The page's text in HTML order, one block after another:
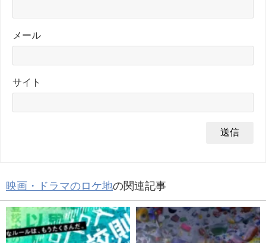
メール
サイト
映画・ドラマのロケ地の関連記事